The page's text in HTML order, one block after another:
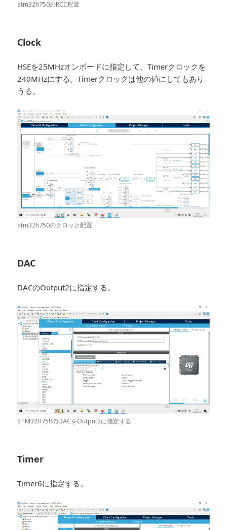
stm32h750のRCC配置
Clock
HSEを25MHzオンボードに指定して、Timerクロックを
240MHzにする。Timerクロックは他の値にしてもあり
うる。
stm32h750のクロック配置
DAC
DACのOutput2に指定する。
STM32H750のDACをOutput2に指定する
Timer
Timer6に指定する。